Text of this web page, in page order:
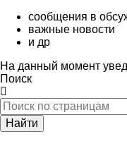
сообщения в
важные новости
и др
На данный момент
Поиск
Найти